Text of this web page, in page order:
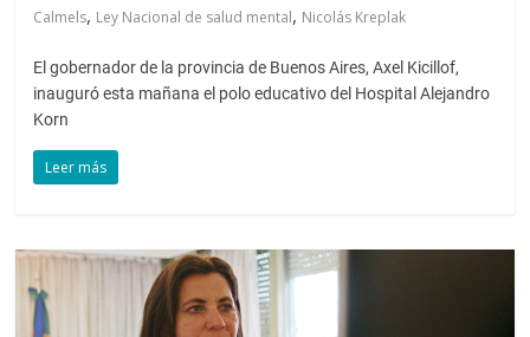
Calmels, Ley Nacional de salud mental, Nicolás Kreplak
El gobernador de la provincia de Buenos Aires, Axel Kicillof,
inauguró esta mañana el polo educativo del Hospital Alejandro
Korn
Leer más